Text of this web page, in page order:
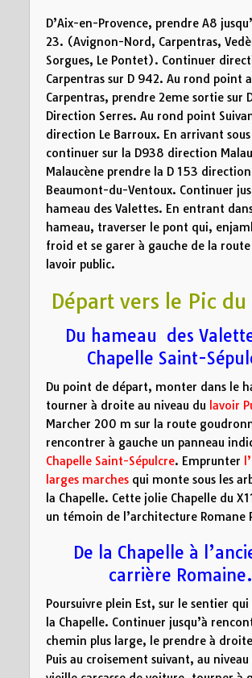
D’Aix-en-Provence, prendre A8
23. (Avignon-Nord, Carpentras,
Sorgues, Le Pontet). Continuer
Carpentras sur D 942. Au rond point
Carpentras, prendre 2eme sortie sur
Direction Serres. Au rond point
direction Le Barroux. En arrivant
continuer sur la D938 direction
Malaucène prendre la D 153 direction
Beaumont-du-Ventoux. Continuer
hameau des Valettes. En entrant
hameau, traverser le pont qui,
froid et se garer à gauche de la
lavoir public.
Départ vers le Pic du
Du hameau des
Chapelle Saint-
Du point de départ, monter dans le
tourner à droite au niveau du lavoir
Marcher 200 m sur la route
rencontrer à gauche un panneau
Chapelle Saint-Sépulcre. Emprunter
larges marchesqui monte sous les
la Chapelle. Cette jolie Chapelle du
un témoin de l’architecture Romane
De la Chapelle à
carrière Romaine.
Poursuivre plein Est, sur le sentier qui
la Chapelle. Continuer jusqu’à
chemin plus large, le prendre à
Puis au croisement suivant, au niveau